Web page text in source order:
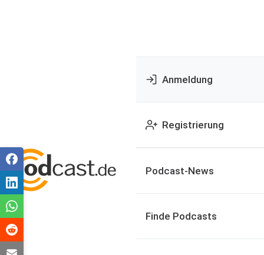
Anmeldung
Registrierung
Podcast-News
Finde Podcasts